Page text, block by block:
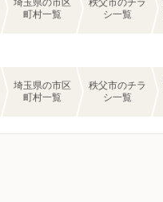
埼玉県の市区
町村一覧
秩父市のチラ
シ一覧
埼玉県の市区
町村一覧
秩父市のチラ
シ一覧